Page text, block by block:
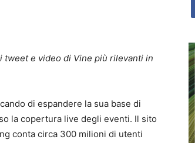
tweet e video di Vine più rilevanti in
di espandere la sua base di
la copertura live degli eventi. Il sito
conta circa 300 milioni di utenti